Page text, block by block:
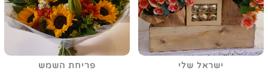
ישראל שלי פריחת השמש